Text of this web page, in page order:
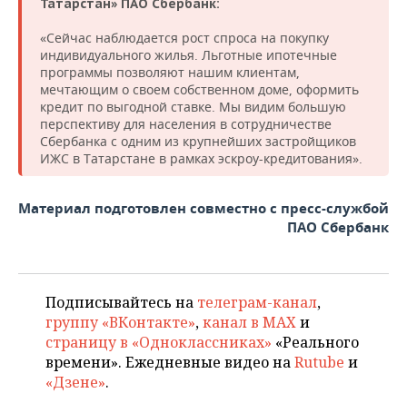
ЭНЕРГЕТИКА
ТЕЛЕКОММУНИКАЦИИ
БИЗНЕС-БРАНЧИ
ONLINE-КОНФЕРЕНЦИИ
ОТКРЫТАЯ ЛЕКЦИЯ
ФУТБОЛ
ХОККЕЙ
БАСКЕТБОЛ
ВОЛЕЙБОЛ
КИБЕРСПОРТ
ХОККЕЙ С МЯЧОМ
НОВОСТИ ОБЩЕСТВА
ВЛАСТЬ
ИНФРАСТРУКТУРА
ИСТОРИЯ
КУЛЬТУРА
ПРОИСШЕСТВИЯ
ФОТОГАЛЕРЕЯ
СЮЖЕТЫ
СПРАВОЧНИК
СПИСОК ПЕРСОН
СПИСОК КОМПАНИЙ
ПОЛНАЯ ВЕРСИЯ
Татарстан» ПАО Сбербанк:
«Сейчас наблюдается рост спроса на покупку
индивидуального жилья. Льготные ипотечные
программы позволяют нашим клиентам,
мечтающим о своем собственном доме, оформить
кредит по выгодной ставке. Мы видим большую
перспективу для населения в сотрудничестве
Сбербанка с одним из крупнейших застройщиков
ИЖС в Татарстане в рамках эскроу-кредитования».
Материал подготовлен совместно с пресс-службой
ПАО Сбербанк
Подписывайтесь на телеграм-канал,
группу «ВКонтакте»,канал в MAXи
страницу в «Одноклассниках» «Реального
времени». Ежедневные видео наRutube и
«Дзене».